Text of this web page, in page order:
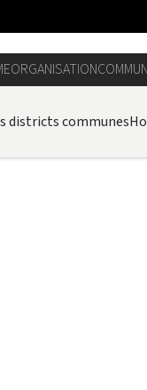
ORGANISATION
districts communes